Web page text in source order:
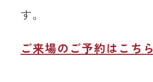
す。
ご来場のご予約はこちら